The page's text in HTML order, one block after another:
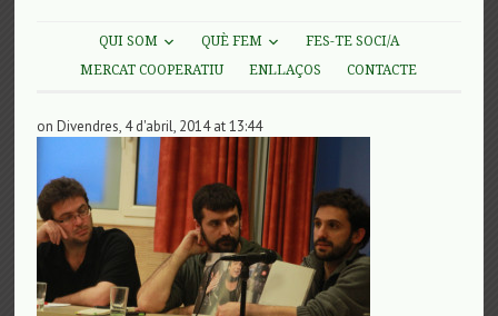
QUI SOM QUÈ FEM
FES-TE SOCI/A
MERCAT COOPERATIU
ENLLAÇOS CONTACTE
on Divendres, 4 d'abril, 2014 at 13:44